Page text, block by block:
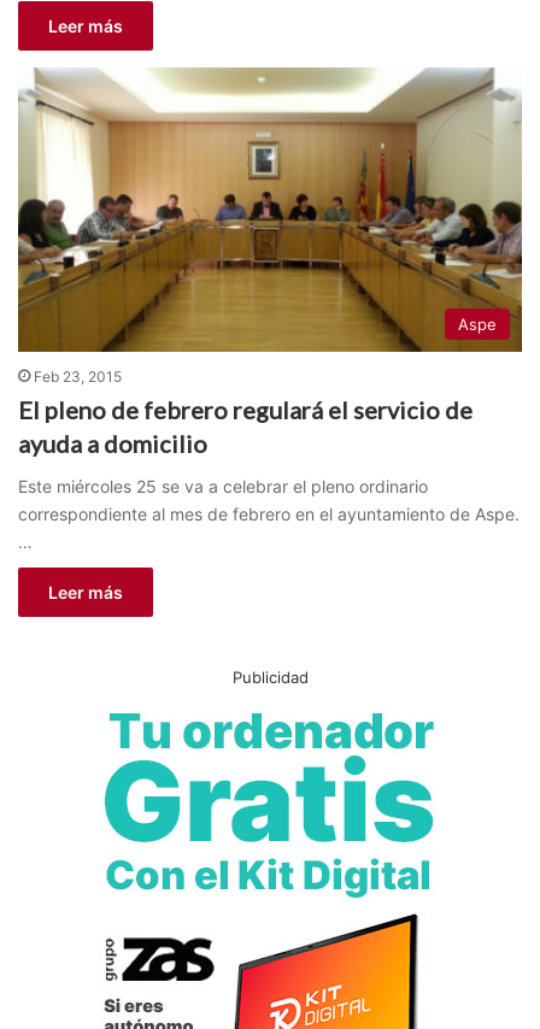
Leer más
Aspe
Feb 23, 2015
El pleno de febrero regulará el servicio de
ayuda a domicilio
Este miércoles 25 se va a celebrar el pleno ordinario
correspondiente al mes de febrero en el ayuntamiento de Aspe.
…
Leer más
Publicidad